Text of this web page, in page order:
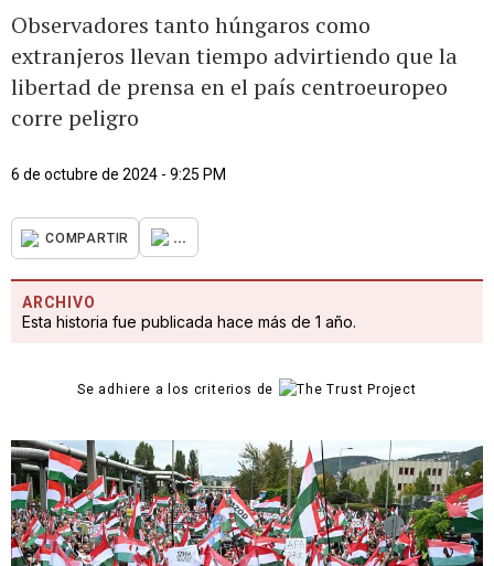
Observadores tanto húngaros como
extranjeros llevan tiempo advirtiendo que la
libertad de prensa en el país centroeuropeo
corre peligro
6 de octubre de 2024 - 9:25 PM
COMPARTIR ...
ARCHIVO
Esta historia fue publicada hace más de 1 año.
Se adhiere a los criterios de